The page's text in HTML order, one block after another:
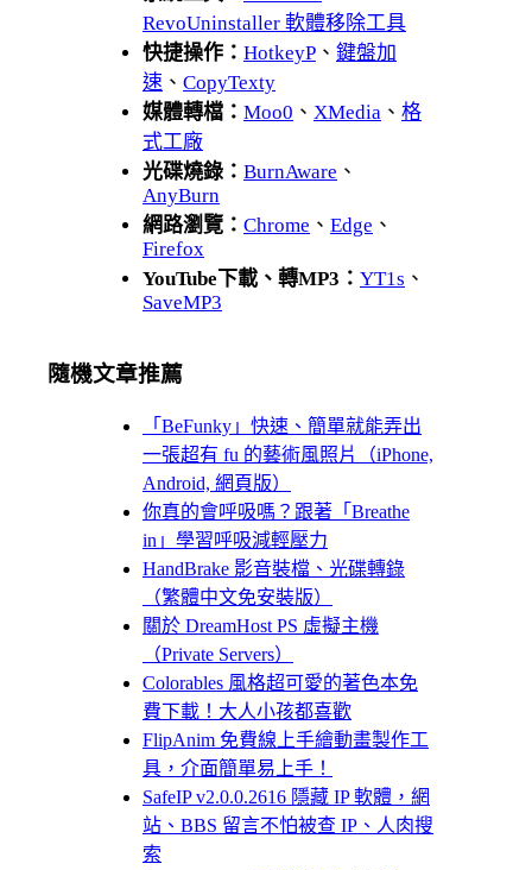
RevoUninstaller 軟體移除工具
快捷操作： HotkeyP 、 鍵盤加
速 、 CopyTexty
媒體轉檔： Moo0 、 XMedia 、 格
式工廠
光碟燒錄： BurnAware 、
AnyBurn
網路瀏覽： Chrome 、 Edge 、
Firefox
YouTube下載、轉MP3： YT1s 、
SaveMP3
隨機文章推薦
「BeFunky」快速、簡單就能弄出
一張超有 fu 的藝術風照片（iPhone,
Android, 網頁版）
你真的會呼吸嗎？跟著「Breathe
in」學習呼吸減輕壓力
HandBrake 影音裝檔、光碟轉錄
（繁體中文免安裝版）
關於 DreamHost PS 虛擬主機
（Private Servers）
Colorables 風格超可愛的著色本免
費下載！大人小孩都喜歡
FlipAnim 免費線上手繪動畫製作工
具，介面簡單易上手！
SafeIP v2.0.0.2616 隱藏 IP 軟體，網
站、BBS 留言不怕被查 IP、人肉搜
索